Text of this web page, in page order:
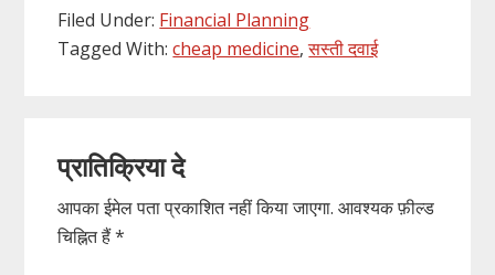
Filed Under: Financial Planning
Tagged With:cheap medicine,सस्ती दवाई
Interactions
प्रातिक्रिया दे
आपका ईमेल पता प्रकाशित नहीं किया जाएगा. आवश्यक फ़ील्ड
चिह्नित हैं*